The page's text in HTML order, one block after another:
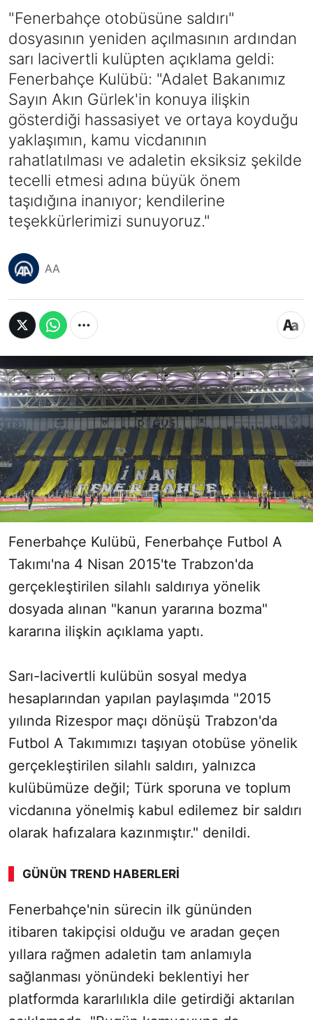
"Fenerbahçe otobüsüne saldırı"
dosyasının yeniden açılmasının ardından
sarı lacivertli kulüpten açıklama geldi:
Fenerbahçe Kulübü: "Adalet Bakanımız
Sayın Akın Gürlek'in konuya ilişkin
gösterdiği hassasiyet ve ortaya koyduğu
yaklaşımın, kamu vicdanının
rahatlatılması ve adaletin eksiksiz şekilde
tecelli etmesi adına büyük önem
taşıdığına inanıyor; kendilerine
teşekkürlerimizi sunuyoruz."
AA
Fenerbahçe Kulübü, Fenerbahçe Futbol A
Takımı'na 4 Nisan 2015'te Trabzon'da
gerçekleştirilen silahlı saldırıya yönelik
dosyada alınan "kanun yararına bozma"
kararına ilişkin açıklama yaptı.
Sarı-lacivertli kulübün sosyal medya
hesaplarından yapılan paylaşımda "2015
yılında Rizespor maçı dönüşü Trabzon'da
Futbol A Takımımızı taşıyan otobüse yönelik
gerçekleştirilen silahlı saldırı, yalnızca
kulübümüze değil; Türk sporuna ve toplum
vicdanına yönelmiş kabul edilemez bir saldırı
olarak hafızalara kazınmıştır." denildi.
GÜNÜN TREND HABERLERI
Fenerbahçe'nin sürecin ilk gününden
itibaren takipçisi olduğu ve aradan geçen
yıllara rağmen adaletin tam anlamıyla
sağlanması yönündeki beklentiyi her
platformda kararlılıkla dile getirdiği aktarılan